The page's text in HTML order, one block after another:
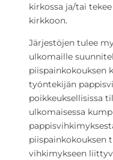
kirkossa ja/tai
kirkkoon.
Järjestöjen tulee
ulkomaille
piispainkokouksen
työntekijän
poikkeuksellisissa
ulkomaisessa
piispainkokouksen
vihkimykseen